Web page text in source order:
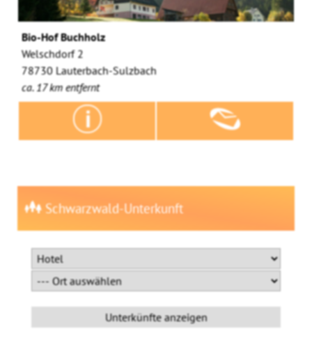
Bio-Hof Buchholz
Welschdorf 2
78730 Lauterbach-Sulzbach
ca. 17 km entfernt
Schwarzwald-Unterkunft